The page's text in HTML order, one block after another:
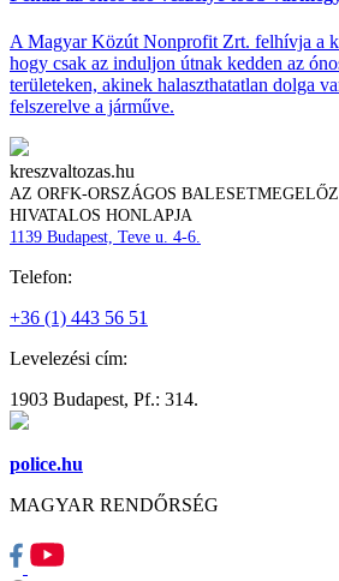
A Magyar Közút Nonprofit Zrt. felhívja a
hogy csak az induljon útnak kedden az
területeken, akinek halaszthatatlan dolga
felszerelve a járműve.
kreszvaltozas.hu
AZ ORFK-ORSZÁGOS
HIVATALOS HONLAPJA
1139 Budapest, Teve u. 4-6.
Telefon:
+36 (1) 443 56 51
Levelezési cím:
1903 Budapest, Pf.: 314.
police.hu
MAGYAR RENDŐRSÉG